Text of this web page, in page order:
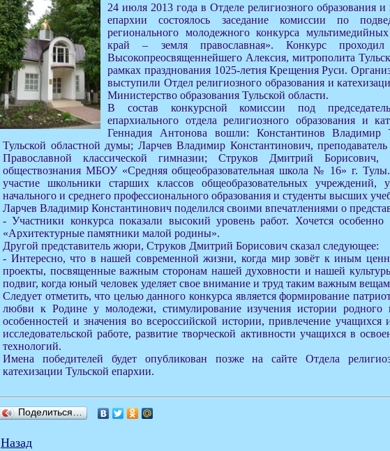
24 июля 2013 года в Отделе религиозного образования и
епархии состоялось заседание комиссии по
регионального молодежного конкурса
край – земля православная». Конкурс
Высокопреосвященнейшего Алексия, митрополита
рамках празднования 1025-летия Крещения Руси.
выступили Отдел религиозного образования и
Министерство образования Тульской области.
В состав конкурсной комиссии под
епархиального отдела религиозного образования и
Геннадия Антонова вошли: Константинов Владимир
Тульской областной думы; Ларчев Владимир Константинович, преподаватель
Православной классической гимназии; Струков Дмитрий
обществознания МБОУ «Средняя общеобразовательная школа № 16» г.
участие школьники старших классов общеобразовательных учреждений,
начального и среднего профессионального образования и студенты высших
Ларчев Владимир Константинович поделился своими впечатлениями о
- Участники конкурса показали высокий уровень работ. Хочется
«Архитектурные памятники малой родины».
Другой представитель жюри, Струков Дмитрий Борисович сказал следующее:
- Интересно, что в нашей современной жизни, когда мир зовёт к иным
проекты, посвященные важным сторонам нашей духовности и нашей
подвиг, когда юный человек уделяет свое внимание и труд таким важным
Следует отметить, что целью данного конкурса является формирование
любви к Родине у молодежи, стимулирование изучения истории родного
особенностей и значения во всероссийской истории, привлечение учащихся
исследовательской работе, развитие творческой активности учащихся в
технологий.
Имена победителей будет опубликован позже на сайте Отдела
катехизации Тульской епархии.
Поделиться…
Назад